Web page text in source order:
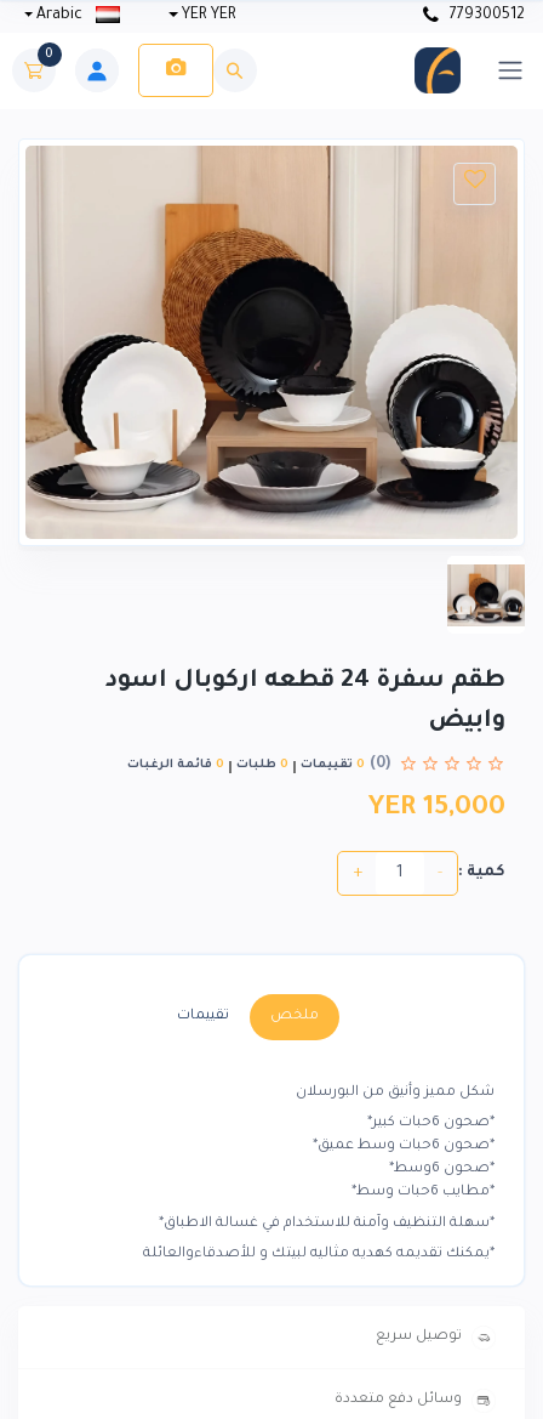
779300512
YER YER
0
طقم سفرة 24 قطعه اركوبال اسود
وابيض
(0)
0 تقييمات 0 طلبات 0 قائمة الرغبات
YER 15,000
كمية : -
+
ملخص تقييمات
شكل مميز وأنيق من البورسلان
*صحون 6حبات كبير*
*صحون 6حبات وسط عميق*
*صحون 6وسط*
*مطايب 6حبات وسط*
*سهلة التنظيف وآمنة للاستخدام في غسالة الاطباق*
*يمكنك تقديمه كهديه مثاليه لبيتك و للأصدقاءوالعائلة
توصيل سريع
وسائل دفع متعددة